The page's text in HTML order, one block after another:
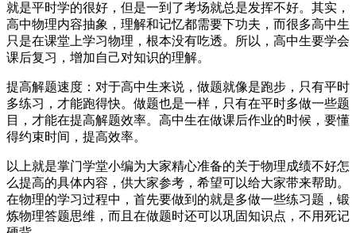
就是平时学的很好，但是一到了考场就总是发挥不好。其实，
高中物理内容抽象，理解和记忆都需要下功夫，而很多高中生
只是在课堂上学习物理，根本没有吃透。所以，高中生要学会
课后复习，增加自己对知识的理解。
提高解题速度：对于高中生来说，做题就像是跑步，只有平时
多练习，才能跑得快。做题也是一样，只有在平时多做一些题
目，才能在提高解题效率。高中生在做课后作业的时候，要懂
得约束时间，提高效率。
以上就是掌门学堂小编为大家精心准备的关于物理成绩不好怎
么提高的具体内容，供大家参考，希望可以给大家带来帮助。
在物理的学习过程中，首先要做到的就是多做一些练习题，锻
炼物理答题思维，而且在做题时还可以巩固知识点，不用死记